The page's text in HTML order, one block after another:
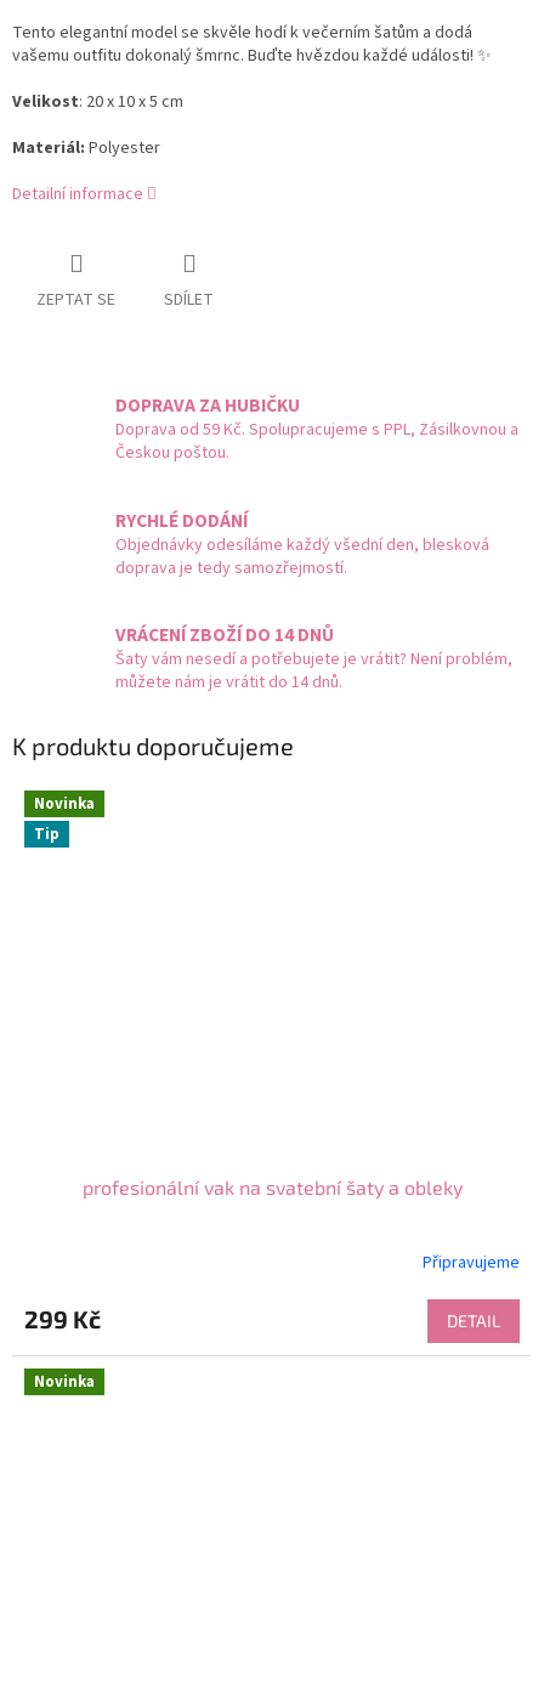
Tento elegantní model se skvěle hodí k večerním šatům a dodá
vašemu outfitu dokonalý šmrnc. Buďte hvězdou každé události! ✨
Velikost: 20 x 10 x 5 cm
Materiál: Polyester
Detailní informace
ZEPTAT SE SDÍLET
DOPRAVA ZA HUBIČKU
Doprava od 59 Kč. Spolupracujeme s PPL, Zásilkovnou a
Českou poštou.
RYCHLÉ DODÁNÍ
Objednávky odesíláme každý všední den, blesková
doprava je tedy samozřejmostí.
VRÁCENÍ ZBOŽÍ DO 14 DNŮ
Šaty vám nesedí a potřebujete je vrátit? Není problém,
můžete nám je vrátit do 14 dnů.
K produktu doporučujeme
Novinka
Tip
profesionální vak na svatební šaty a obleky
Připravujeme
299 Kč DETAIL
Novinka